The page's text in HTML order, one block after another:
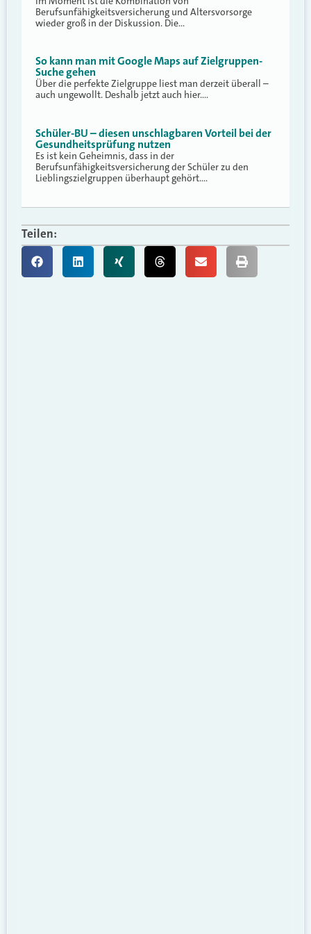
Berufsunfähigkeitsversicherung und Altersvorsorge
wieder groß in der Diskussion. Die…
So kann man mit Google Maps auf Zielgruppen-
Suche gehen
Über die perfekte Zielgruppe liest man derzeit überall –
auch ungewollt. Deshalb jetzt auch hier.…
Schüler-BU – diesen unschlagbaren Vorteil bei der
Gesundheitsprüfung nutzen
Es ist kein Geheimnis, dass in der
Berufsunfähigkeitsversicherung der Schüler zu den
Lieblingszielgruppen überhaupt gehört.…
Teilen: